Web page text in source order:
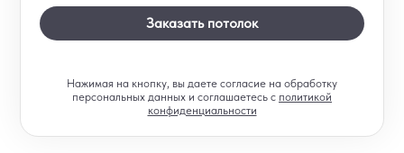
Заказать потолок
Нажимая на кнопку, вы даете согласие на обработку
персональных данных и соглашаетесь c политикой
конфиденциальности